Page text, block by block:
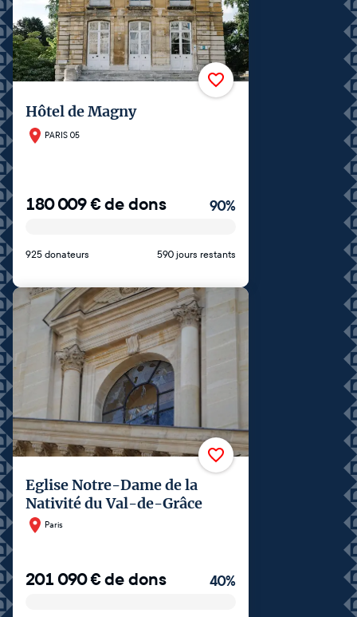
Hôtel de Magny
PARIS 05
180 009€de dons 90%
925 donateurs 590 jours restants
Eglise Notre-Dame de la
Nativité du Val-de-Grâce
Paris
201 090€de dons 40%